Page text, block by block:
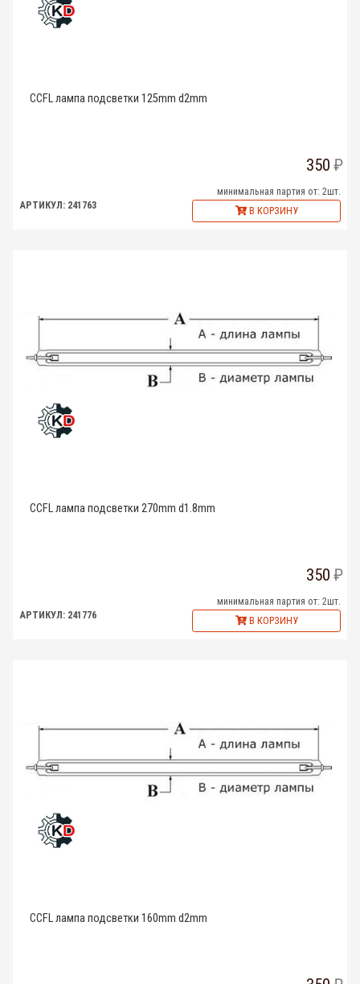
CCFL лампа подсветки 125mm d2mm
350
минимальная партия от: 2шт.
АРТИКУЛ: 241763
В КОРЗИНУ
CCFL лампа подсветки 270mm d1.8mm
350
минимальная партия от: 2шт.
АРТИКУЛ: 241776
В КОРЗИНУ
CCFL лампа подсветки 160mm d2mm